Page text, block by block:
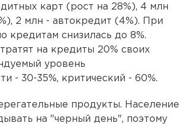
карт (рост на 28%), 4 млн
2 млн - автокредит (4%). При
кредитам снизилась до 8%.
на кредиты 20% своих
уровень
- 30-35%, критический - 60%.
продукты. Население
на "черный день", поэтому